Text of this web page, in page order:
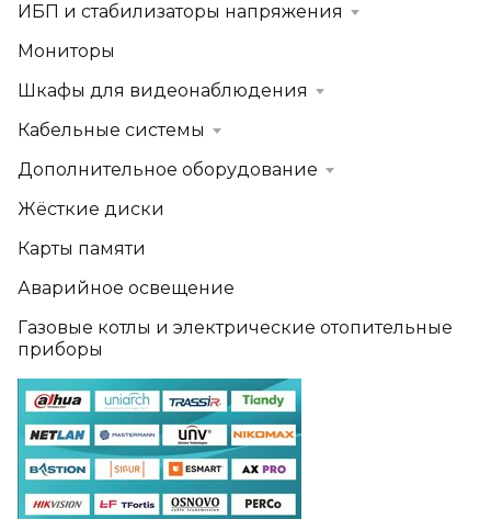
ИБП и стабилизаторы напряжения
Мониторы
Шкафы для видеонаблюдения
Кабельные системы
Дополнительное оборудование
Жёсткие диски
Карты памяти
Аварийное освещение
Газовые котлы и электрические отопительные
приборы